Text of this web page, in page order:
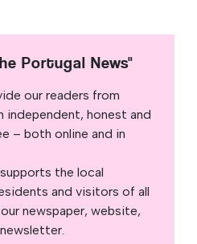
Portugal News"
our readers from
independent, honest and
– both online and in
the local
and visitors of all
newspaper, website,